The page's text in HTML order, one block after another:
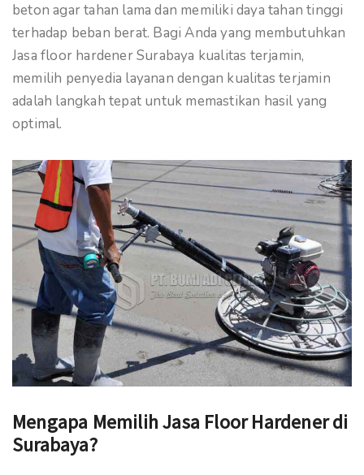
beton agar tahan lama dan memiliki daya tahan tinggi
terhadap beban berat. Bagi Anda yang membutuhkan
Jasa floor hardener Surabaya kualitas terjamin,
memilih penyedia layanan dengan kualitas terjamin
adalah langkah tepat untuk memastikan hasil yang
optimal.
Mengapa Memilih Jasa Floor Hardener di
Surabaya?